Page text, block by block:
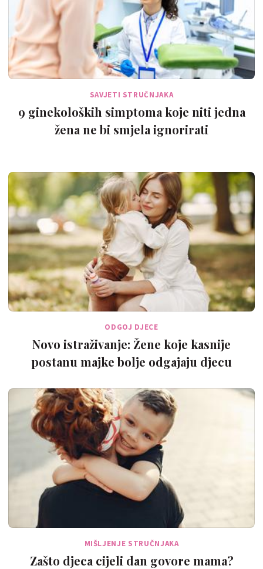
SAVJETI STRUČNJAKA
9 ginekoloških simptoma koje niti jedna
žena ne bi smjela ignorirati
ODGOJ DJECE
Novo istraživanje: Žene koje kasnije
postanu majke bolje odgajaju djecu
MIŠLJENJE STRUČNJAKA
Zašto djeca cijeli dan govore mama?